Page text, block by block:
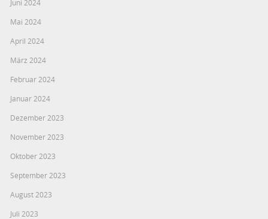
Juni 2024
Mai 2024
April 2024
März 2024
Februar 2024
Januar 2024
Dezember 2023
November 2023
Oktober 2023
September 2023
August 2023
Juli 2023